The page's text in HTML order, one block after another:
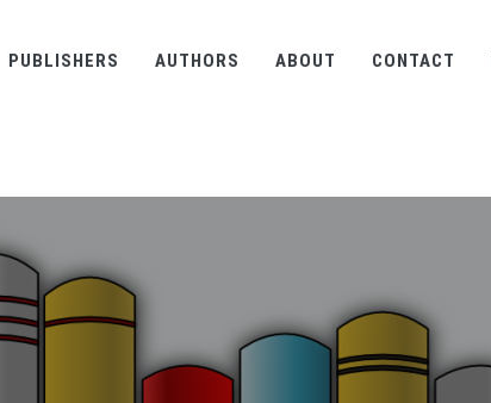
PUBLISHERS AUTHORS ABOUT CONTACT